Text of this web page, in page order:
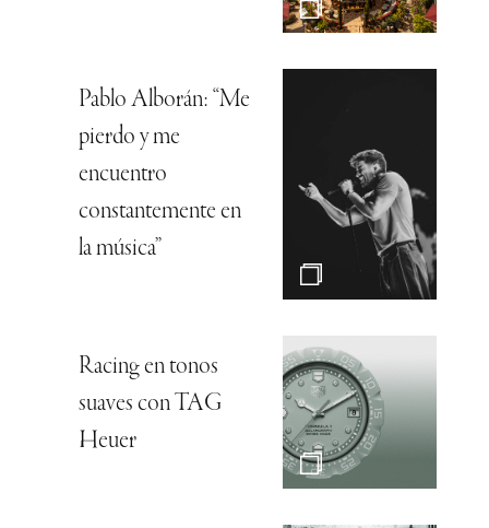
Pablo Alborán: “Me
pierdo y me
encuentro
constantemente en
la música”
Racing en tonos
suaves con TAG
Heuer